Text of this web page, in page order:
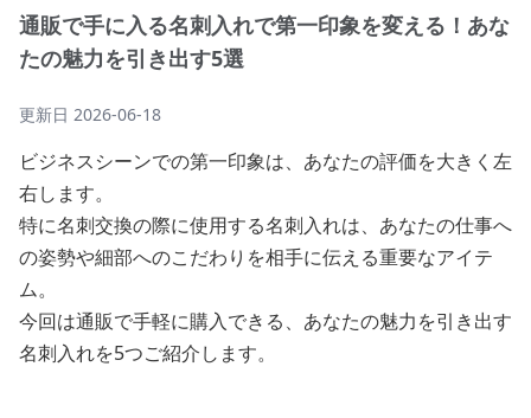
通販で手に入る名刺入れで第一印象を変える！あな
たの魅力を引き出す5選
更新日 2026-06-18
ビジネスシーンでの第一印象は、あなたの評価を大きく左
右します。
特に名刺交換の際に使用する名刺入れは、あなたの仕事へ
の姿勢や細部へのこだわりを相手に伝える重要なアイテ
ム。
今回は通販で手軽に購入できる、あなたの魅力を引き出す
名刺入れを5つご紹介します。